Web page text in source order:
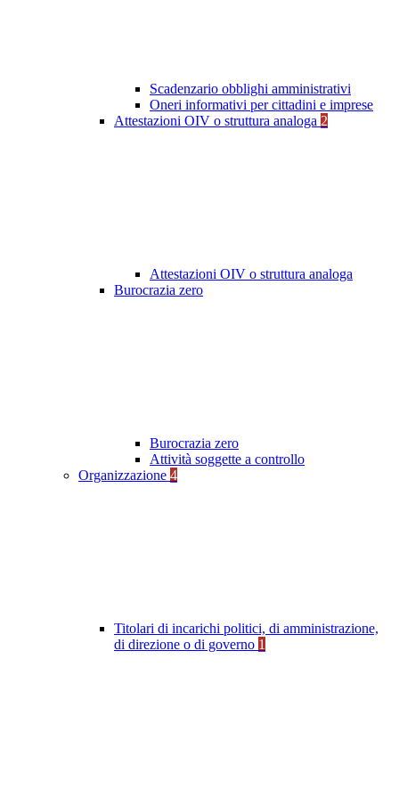
Scadenzario obblighi amministrativi
Oneri informativi per cittadini e imprese
Attestazioni OIV o struttura analoga 2
Attestazioni OIV o struttura analoga
Burocrazia zero
Burocrazia zero
Attività soggette a controllo
Organizzazione 4
Titolari di incarichi politici, di amministrazione,
di direzione o di governo 1